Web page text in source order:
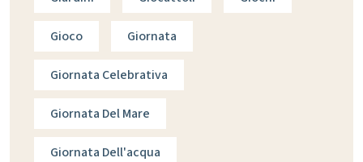
Gioco Giornata
Giornata Celebrativa
Giornata Del Mare
Giornata Dell'acqua